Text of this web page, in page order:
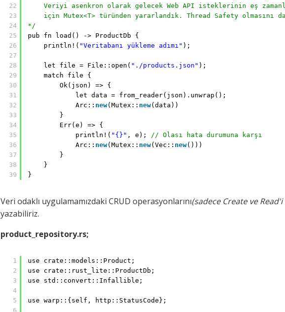
22
23
24
25
26
27
28
29
30
31
32
33
34
35
36
37
38
39
Veriyi asenkron olarak gelecek Web API isteklerinin eş
için Mutex<T> türünden yararlandık. Thread Safety olmasını
*/
pub fn load() -> ProductDb {
println!( "Veritabanı yükleme adımı" );
let file = File::open( "./products.json" );
match file {
Ok(json) => {
let data = from_reader(json).unwrap();
Arc:: new(Mutex:: new(data))
}
Err(e) => {
println!( "{}" , e); // Olası hata durumuna karşı
Arc:: new(Mutex:: new(Vec:: new()))
}
}
}
Veri odaklı uygulamamızdaki CRUD operasyonlarını(sadece Create ve Read'i
yazabiliriz.
product_repository.rs;
1
2
3
4
5
6
use crate::models::Product;
use crate::rust_lite::ProductDb;
use std::convert::Infallible;
use warp::{self, http::StatusCode};